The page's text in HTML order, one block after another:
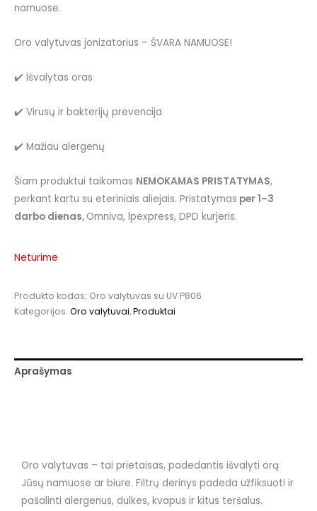
namuose.
Oro valytuvas jonizatorius – ŠVARA NAMUOSE!
✔️ Išvalytas oras
✔️ Virusų ir bakterijų prevencija
✔️ Mažiau alergenų
Šiam produktui taikomas NEMOKAMAS PRISTATYMAS,
perkant kartu su eteriniais aliejais. Pristatymas per 1–3
darbo dienas, Omniva, lpexpress, DPD kurjeris.
Neturime
Produkto kodas: Oro valytuvas su UV P806
Kategorijos: Oro valytuvai,Produktai
Aprašymas
Oro valytuvas – tai prietaisas, padedantis išvalyti orą
Jūsų namuose ar biure. Filtrų derinys padeda užfiksuoti ir
pašalinti alergenus, dulkes, kvapus ir kitus teršalus.